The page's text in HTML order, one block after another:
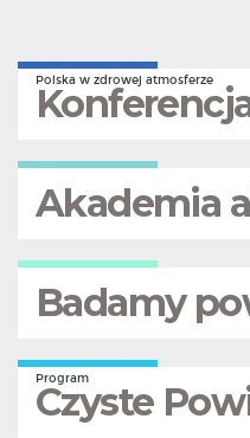
Polska w zdrowej atmosferze
Akademia
Badamy
Program
Czyste